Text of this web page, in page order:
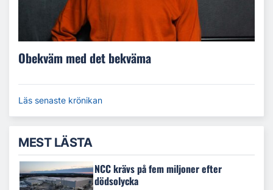
Obekväm med det bekväma
Läs senaste krönikan
MEST LÄSTA
NCC krävs på fem miljoner efter
dödsolycka